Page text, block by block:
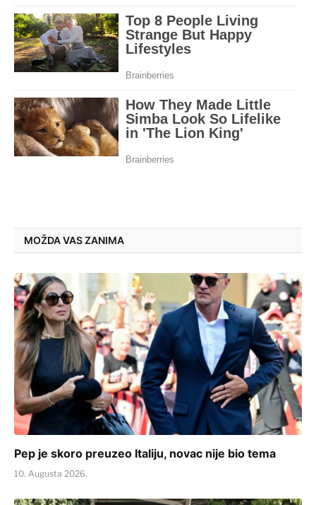
MOŽDA VAS ZANIMA
Pep je skoro preuzeo Italiju, novac nije bio tema
10. Augusta 2026.